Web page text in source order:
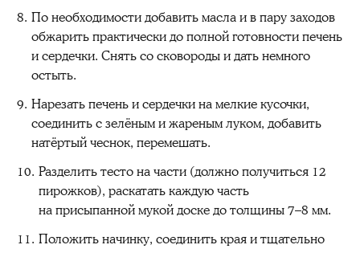
По необходимости добавить масла и в пару заходов
обжарить практически до полной готовности печень
и сердечки. Снять со сковороды и дать немного
остыть.
Нарезать печень и сердечки на мелкие кусочки,
соединить с зелёным и жареным луком, добавить
натёртый чеснок, перемешать.
Разделить тесто на части (должно получиться 12
пирожков), раскатать каждую часть
на присыпанной мукой доске до толщины 7–8 мм.
Положить начинку, соединить края и тщательно